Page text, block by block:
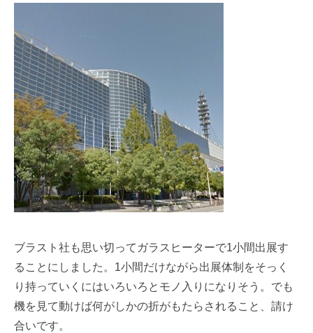
ブラスト社も思い切ってガラスヒーターで1小間出展す
ることにしました。1小間だけながら出展体制をそっく
り持っていくにはいろいろとモノ入りになりそう。でも
機を見て動けば何がしかの折がもたらされること、請け
合いです。